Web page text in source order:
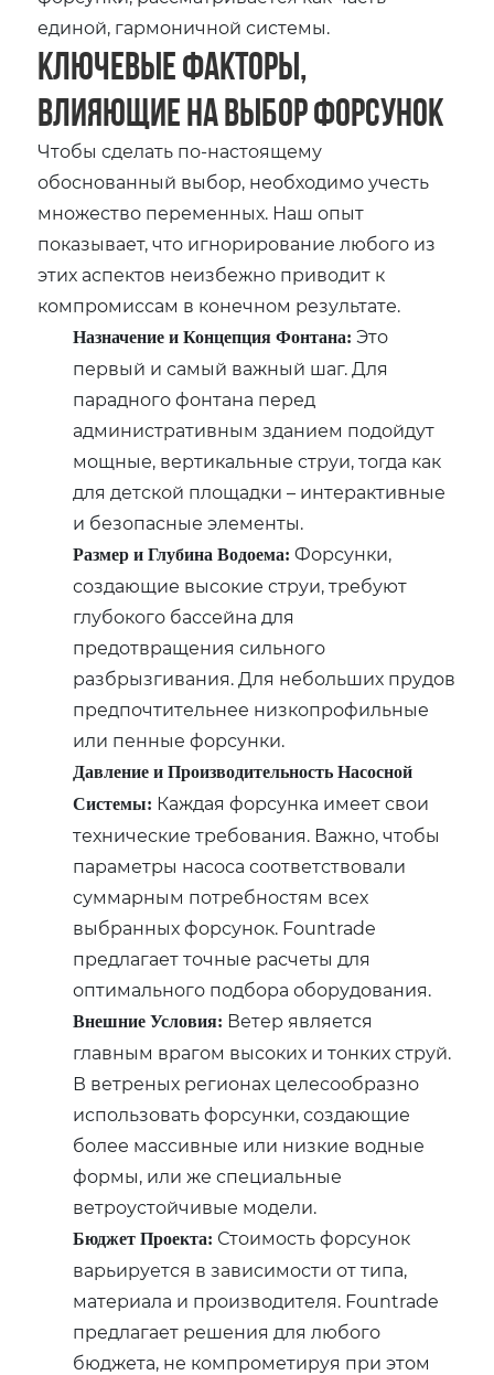
единой, гармоничной системы.
Ключевые факторы,
влияющие на выбор форсунок
Чтобы сделать по-настоящему
обоснованный выбор, необходимо учесть
множество переменных. Наш опыт
показывает, что игнорирование любого из
этих аспектов неизбежно приводит к
компромиссам в конечном результате.
Назначение и Концепция Фонтана: Это
первый и самый важный шаг. Для
парадного фонтана перед
административным зданием подойдут
мощные, вертикальные струи, тогда как
для детской площадки – интерактивные
и безопасные элементы.
Размер и Глубина Водоема: Форсунки,
создающие высокие струи, требуют
глубокого бассейна для
предотвращения сильного
разбрызгивания. Для небольших прудов
предпочтительнее низкопрофильные
или пенные форсунки.
Давление и Производительность Насосной
Системы: Каждая форсунка имеет свои
технические требования. Важно, чтобы
параметры насоса соответствовали
суммарным потребностям всех
выбранных форсунок. Fountrade
предлагает точные расчеты для
оптимального подбора оборудования.
Внешние Условия: Ветер является
главным врагом высоких и тонких струй.
В ветреных регионах целесообразно
использовать форсунки, создающие
более массивные или низкие водные
формы, или же специальные
ветроустойчивые модели.
Бюджет Проекта: Стоимость форсунок
варьируется в зависимости от типа,
материала и производителя. Fountrade
предлагает решения для любого
бюджета, не компрометируя при этом